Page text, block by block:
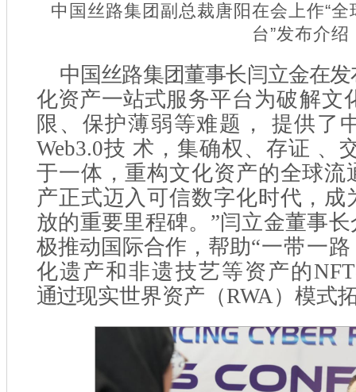
中国丝路集团副总裁唐阳在会上作“
台”发布介绍
中国丝路集团董事长闫立金在
化资产一站式服务平台为破解文
限、保护薄弱等难题，
提供了
Web3.0技 术，集确权、存证 、
于一体，重构文化资产的全球流
产正式迈入可信数字化时代， 成
放的重要里程碑。”闫立金董事
极推动 国际合作，帮助“一带一路
化遗产和非遗技艺等资产的NFT
通过现实世界资产（RWA）模式